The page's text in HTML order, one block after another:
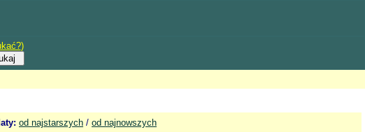
)
od najstarszych / od najnowszych